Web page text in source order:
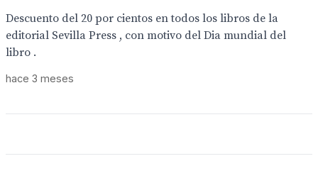
Descuento del 20 por cientos en todos los libros de la
editorial Sevilla Press , con motivo del Dia mundial del
libro .
hace 3 meses